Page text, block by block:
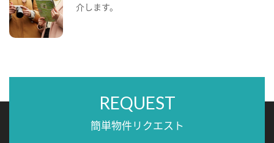
介します。
REQUEST
簡単物件リクエスト